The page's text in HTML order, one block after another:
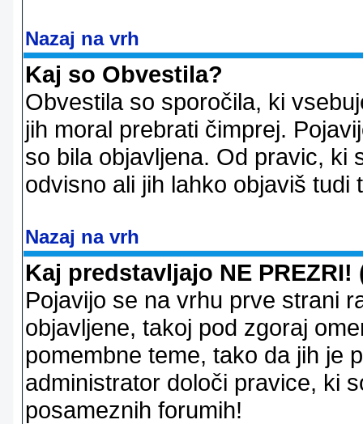
Nazaj na vrh
Kaj so Obvestila?
Obvestila so sporočila, ki
jih moral prebrati čimprej.
so bila objavljena. Od pravic, ki
odvisno ali jih lahko objaviš
Nazaj na vrh
Kaj predstavljajo NE
Pojavijo se na vrhu prve strani
objavljene, takoj pod zgoraj
pomembne teme, tako da jih je
administrator določi pravice, ki
posameznih forumih!